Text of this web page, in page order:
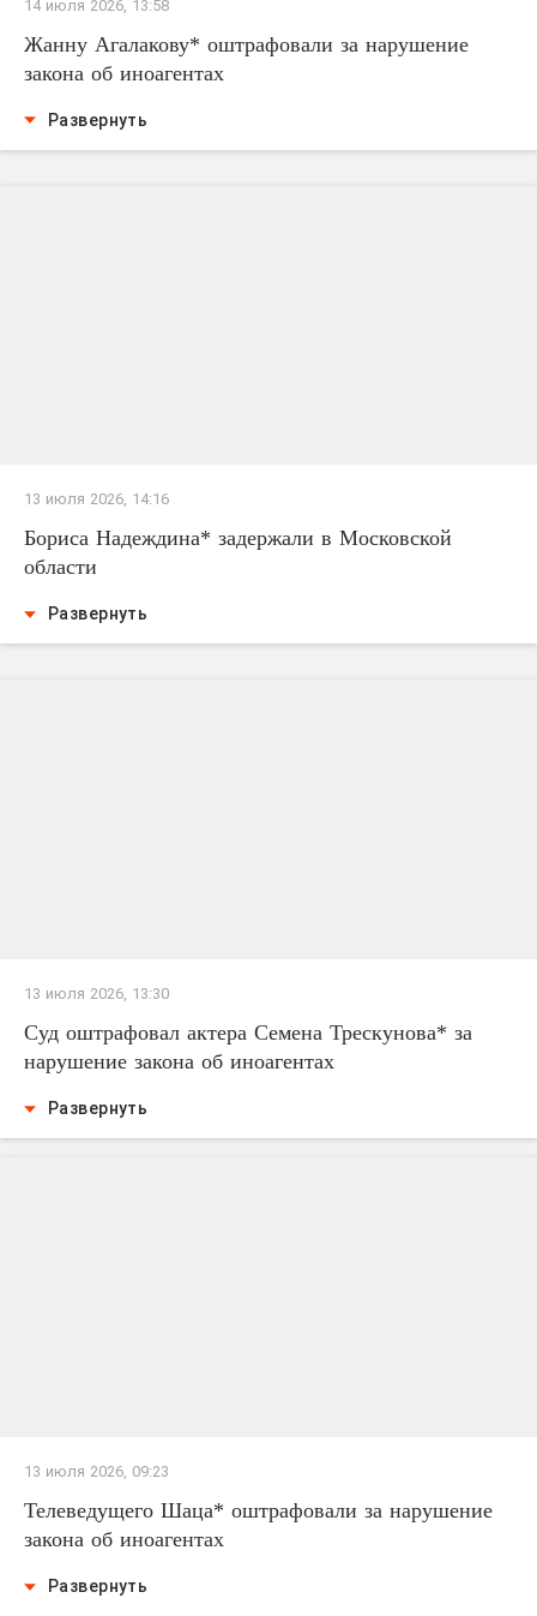
14 июля 2026, 13:58
Жанну Агалакову* оштрафовали за нарушение
закона об иноагентах
Развернуть
13 июля 2026, 14:16
Бориса Надеждина* задержали в Московской
области
Развернуть
13 июля 2026, 13:30
Суд оштрафовал актера Семена Трескунова* за
нарушение закона об иноагентах
Развернуть
13 июля 2026, 09:23
Телеведущего Шаца* оштрафовали за нарушение
закона об иноагентах
Развернуть